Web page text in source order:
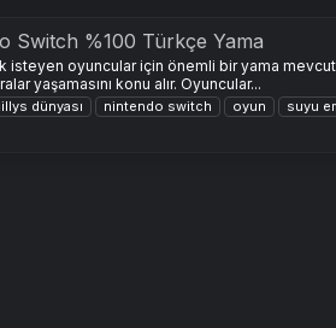
Switch %100 Türkçe Yama
oyuncular için önemli bir yama
yaşamasını konu alır. Oyuncular...
dünyası nintendo switch oyun suyu